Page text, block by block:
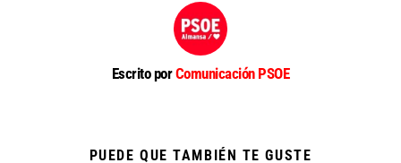
Escrito porComunicación PSOE
PUEDE QUE TAMBIÉN TE GUSTE